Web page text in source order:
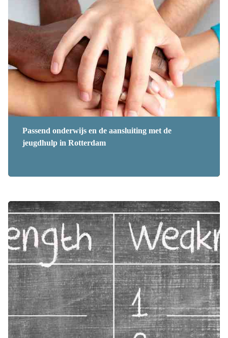
Passend onderwijs en de aansluiting met de
jeugdhulp in Rotterdam